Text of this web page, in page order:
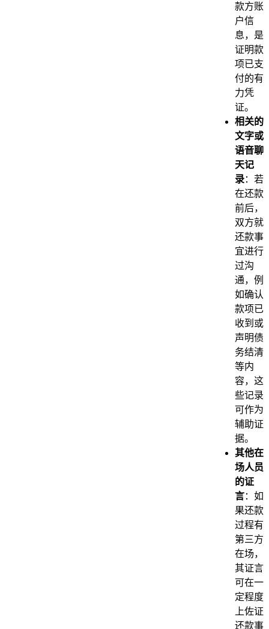
款方账
户信
息，是
证明款
项已支
付的有
力凭
证。
相关的
文字或
语音聊
天记
录：若
在还款
前后，
双方就
还款事
宜进行
过沟
通，例
如确认
款项已
收到或
声明债
务结清
等内
容，这
些记录
可作为
辅助证
据。
其他在
场人员
的证
言：如
果还款
过程有
第三方
在场，
其证言
可在一
定程度
上佐证
还款事